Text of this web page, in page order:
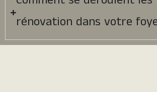
rénovation dans votre